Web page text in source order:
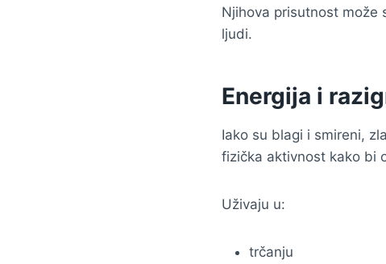
Njihova prisutnost može
ljudi.
Energija i
Iako su blagi i smireni,
fizička aktivnost kako bi
Uživaju u:
trčanju